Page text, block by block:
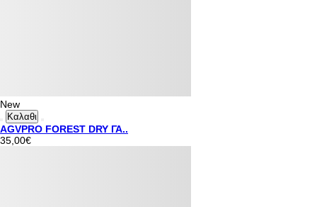
New
Καλαθι
AGVPRO FOREST DRY ΓΑ..
35,00€